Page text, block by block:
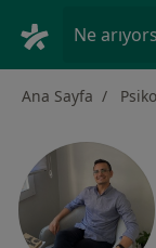
Ne
Ana Sayfa